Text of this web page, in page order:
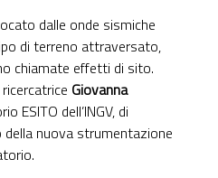
dalle onde sismiche
di terreno attraversato,
chiamate effetti di sito.
Giovanna
ESITO dell’INGV, di
nuova strumentazione